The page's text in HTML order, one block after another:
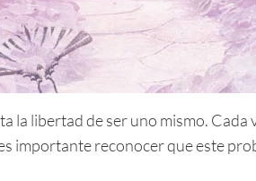
la libertad de ser uno mismo. Cada
importante reconocer que este